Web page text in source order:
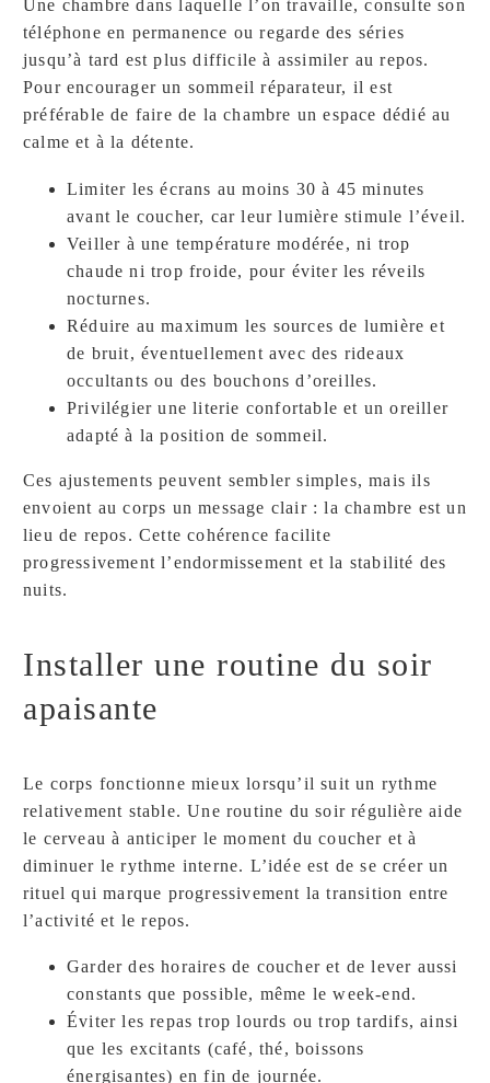
Une chambre dans laquelle l’on travaille, consulte son
téléphone en permanence ou regarde des séries
jusqu’à tard est plus difficile à assimiler au repos.
Pour encourager un sommeil réparateur, il est
préférable de faire de la chambre un espace dédié au
calme et à la détente.
Limiter les écrans au moins 30 à 45 minutes
avant le coucher, car leur lumière stimule l’éveil.
Veiller à une température modérée, ni trop
chaude ni trop froide, pour éviter les réveils
nocturnes.
Réduire au maximum les sources de lumière et
de bruit, éventuellement avec des rideaux
occultants ou des bouchons d’oreilles.
Privilégier une literie confortable et un oreiller
adapté à la position de sommeil.
Ces ajustements peuvent sembler simples, mais ils
envoient au corps un message clair : la chambre est un
lieu de repos. Cette cohérence facilite
progressivement l’endormissement et la stabilité des
nuits.
Installer une routine du soir
apaisante
Le corps fonctionne mieux lorsqu’il suit un rythme
relativement stable. Une routine du soir régulière aide
le cerveau à anticiper le moment du coucher et à
diminuer le rythme interne. L’idée est de se créer un
rituel qui marque progressivement la transition entre
l’activité et le repos.
Garder des horaires de coucher et de lever aussi
constants que possible, même le week-end.
Éviter les repas trop lourds ou trop tardifs, ainsi
que les excitants (café, thé, boissons
énergisantes) en fin de journée.